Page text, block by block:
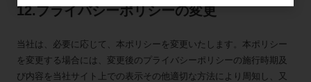
12.プライバシーポリシーの変更
当社は、必要に応じて、本ポリシーを変更いたします。本ポリシー
を変更する場合には、変更後のプライバシーポリシーの施行時期及
び内容を当社サイト上での表示その他適切な方法により周知し、又